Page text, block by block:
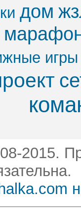
дом
игры
2015.